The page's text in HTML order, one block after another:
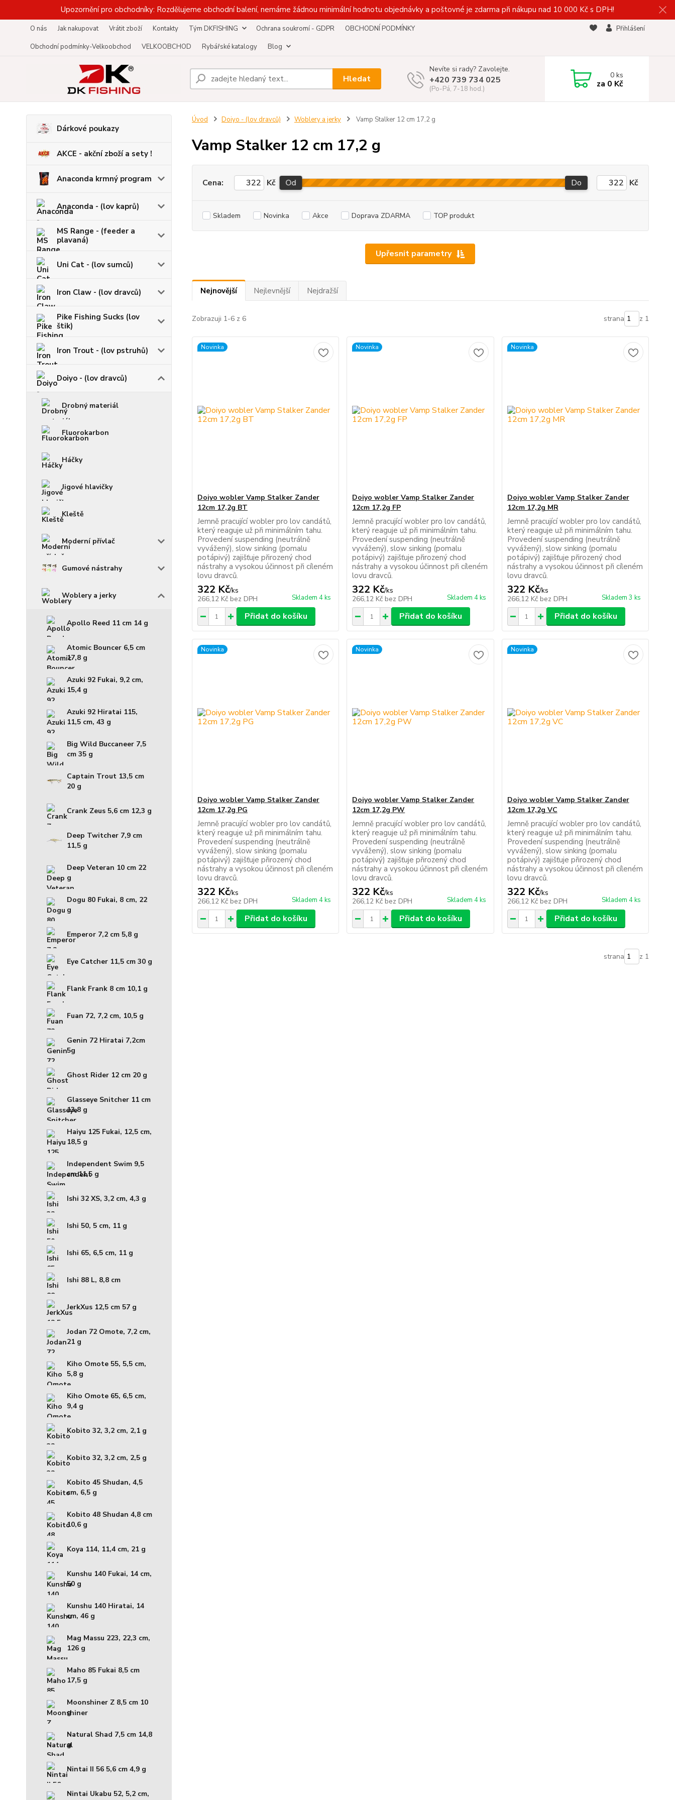
Upozornění pro obchodníky: Rozdělujeme obchodní balení, nemáme žádnou minimální hodnotu objednávky a poštovné je zdarma při nákupu nad 10 000 Kč s DPH!
O nás Jak nakupovat Vrátit zboží Kontakty Tým DKFISHING Ochrana soukromí - GDPR
OBCHODNÍ PODMÍNKY
Obchodní podmínky-Velkoobchod
VELKOOBCHOD Rybářské katalogy Blog
Přihlášení
Hledat
Nevíte si rady? Zavolejte.
+420 739 734 025
(Po-Pá, 7-18 hod.)
0ks
za 0 Kč
Dárkové poukazy
AKCE - akční zboží a sety !
Anaconda krmný program
Anaconda - (lov kaprů)
MS Range - (feeder a
plavaná)
Uni Cat - (lov sumců)
Iron Claw - (lov dravců)
Pike Fishing Sucks (lov
štik)
Iron Trout - (lov pstruhů)
Doiyo - (lov dravců)
Drobný materiál
Fluorokarbon
Háčky
Jigové hlavičky
Kleště
Moderní přívlač
Gumové nástrahy
Woblery a jerky
Apollo Reed 11 cm 14 g
Atomic Bouncer 6,5 cm
17,8 g
Azuki 92 Fukai, 9,2 cm,
15,4 g
Azuki 92 Hiratai 115,
11,5 cm, 43 g
Big Wild Buccaneer 7,5
cm 35 g
Captain Trout 13,5 cm
20 g
Crank Zeus 5,6 cm 12,3 g
Deep Twitcher 7,9 cm
11,5 g
Deep Veteran 10 cm 22
g
Dogu 80 Fukai, 8 cm, 22
g
Emperor 7,2 cm 5,8 g
Eye Catcher 11,5 cm 30 g
Flank Frank 8 cm 10,1 g
Fuan 72, 7,2 cm, 10,5 g
Genin 72 Hiratai 7,2cm
5g
Ghost Rider 12 cm 20 g
Glasseye Snitcher 11 cm
13,8 g
Haiyu 125 Fukai, 12,5 cm,
18,5 g
Independent Swim 9,5
cm 11,5 g
Ishi 32 XS, 3,2 cm, 4,3 g
Ishi 50, 5 cm, 11 g
Ishi 65, 6,5 cm, 11 g
Ishi 88 L, 8,8 cm
JerkXus 12,5 cm 57 g
Jodan 72 Omote, 7,2 cm,
21 g
Kiho Omote 55, 5,5 cm,
5,8 g
Kiho Omote 65, 6,5 cm,
9,4 g
Kobito 32, 3,2 cm, 2,1 g
Kobito 32, 3,2 cm, 2,5 g
Kobito 45 Shudan, 4,5
cm, 6,5 g
Kobito 48 Shudan 4,8 cm
10,6 g
Koya 114, 11,4 cm, 21 g
Kunshu 140 Fukai, 14 cm,
50 g
Kunshu 140 Hiratai, 14
cm, 46 g
Mag Massu 223, 22,3 cm,
126 g
Maho 85 Fukai 8,5 cm
17,5 g
Moonshiner Z 8,5 cm 10
g
Natural Shad 7,5 cm 14,8
g
Nintai II 56 5,6 cm 4,9 g
Nintai Ukabu 52, 5,2 cm,
Úvod Doiyo - (lov dravců) Woblery a jerky Vamp Stalker 12 cm 17,2 g
Vamp Stalker 12 cm 17,2 g
Upřesnit parametry
Cena: Kč Od Do Kč
Skladem Novinka Akce Doprava ZDARMA TOP produkt
Nejnovější Nejlevnější Nejdražší
Zobrazuji 1-6 z 6 strana z 1
Novinka
Doiyo wobler Vamp Stalker Zander
12cm 17,2g BT
Jemně pracující wobler pro lov candátů,
který reaguje už při minimálním tahu.
Provedení suspending (neutrálně
vyvážený), slow sinking (pomalu
potápivý) zajišťuje přirozený chod
nástrahy a vysokou účinnost při cíleném
lovu dravců.
322 Kč/ks
266,12 Kč bez DPH Skladem 4 ks
Přidat do košíku
Novinka
Doiyo wobler Vamp Stalker Zander
12cm 17,2g FP
Jemně pracující wobler pro lov candátů,
který reaguje už při minimálním tahu.
Provedení suspending (neutrálně
vyvážený), slow sinking (pomalu
potápivý) zajišťuje přirozený chod
nástrahy a vysokou účinnost při cíleném
lovu dravců.
322 Kč/ks
266,12 Kč bez DPH Skladem 4 ks
Přidat do košíku
Novinka
Doiyo wobler Vamp Stalker Zander
12cm 17,2g MR
Jemně pracující wobler pro lov candátů,
který reaguje už při minimálním tahu.
Provedení suspending (neutrálně
vyvážený), slow sinking (pomalu
potápivý) zajišťuje přirozený chod
nástrahy a vysokou účinnost při cíleném
lovu dravců.
322 Kč/ks
266,12 Kč bez DPH Skladem 3 ks
Přidat do košíku
Novinka
Doiyo wobler Vamp Stalker Zander
12cm 17,2g PG
Jemně pracující wobler pro lov candátů,
který reaguje už při minimálním tahu.
Provedení suspending (neutrálně
vyvážený), slow sinking (pomalu
potápivý) zajišťuje přirozený chod
nástrahy a vysokou účinnost při cíleném
lovu dravců.
322 Kč/ks
266,12 Kč bez DPH Skladem 4 ks
Přidat do košíku
Novinka
Doiyo wobler Vamp Stalker Zander
12cm 17,2g PW
Jemně pracující wobler pro lov candátů,
který reaguje už při minimálním tahu.
Provedení suspending (neutrálně
vyvážený), slow sinking (pomalu
potápivý) zajišťuje přirozený chod
nástrahy a vysokou účinnost při cíleném
lovu dravců.
322 Kč/ks
266,12 Kč bez DPH Skladem 4 ks
Přidat do košíku
Novinka
Doiyo wobler Vamp Stalker Zander
12cm 17,2g VC
Jemně pracující wobler pro lov candátů,
který reaguje už při minimálním tahu.
Provedení suspending (neutrálně
vyvážený), slow sinking (pomalu
potápivý) zajišťuje přirozený chod
nástrahy a vysokou účinnost při cíleném
lovu dravců.
322 Kč/ks
266,12 Kč bez DPH Skladem 4 ks
Přidat do košíku
strana z 1